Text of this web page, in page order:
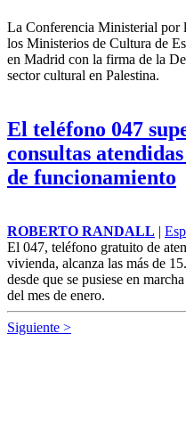
La Conferencia Ministerial por
los Ministerios de Cultura de
en Madrid con la firma de la
sector cultural en Palestina.
El teléfono 047
consultas
de funcionamiento
ROBERTO RANDALL |
El 047, teléfono gratuito de
vivienda, alcanza las más de
desde que se pusiese en
del mes de enero.
Siguiente >